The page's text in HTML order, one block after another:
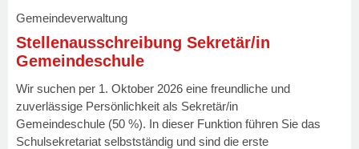
Gemeindeverwaltung
Stellenausschreibung Sekretär/in
Gemeindeschule
Wir suchen per 1. Oktober 2026 eine freundliche und
zuverlässige Persönlichkeit als Sekretär/in
Gemeindeschule (50 %). In dieser Funktion führen Sie das
Schulsekretariat selbstständig und sind die erste